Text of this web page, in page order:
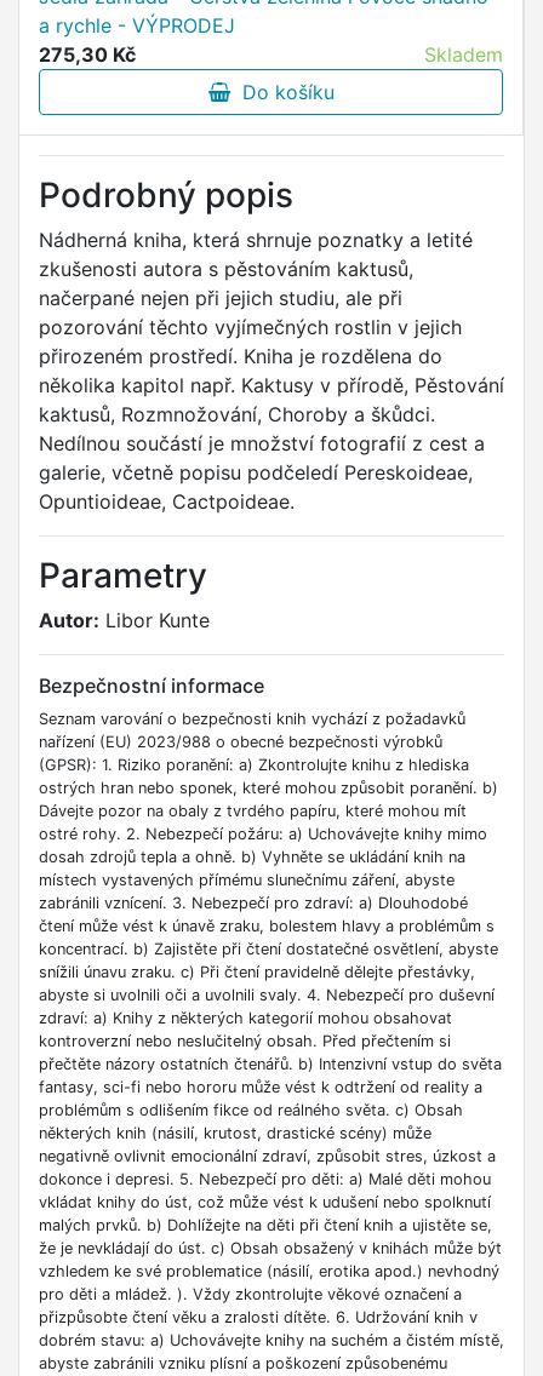
a rychle - VÝPRODEJ
275,30 Kč
Skladem
Do košíku
Podrobný popis
Nádherná kniha, která shrnuje poznatky a letité
zkušenosti autora s pěstováním kaktusů,
načerpané nejen při jejich studiu, ale při
pozorování těchto vyjímečných rostlin v jejich
přirozeném prostředí. Kniha je rozdělena do
několika kapitol např. Kaktusy v přírodě, Pěstování
kaktusů, Rozmnožování, Choroby a škůdci.
Nedílnou součástí je množství fotografií z cest a
galerie, včetně popisu podčeledí Pereskoideae,
Opuntioideae, Cactpoideae.
Parametry
Autor: Libor Kunte
Bezpečnostní informace
Seznam varování o bezpečnosti knih vychází z požadavků
nařízení (EU) 2023/988 o obecné bezpečnosti výrobků
(GPSR): 1. Riziko poranění: a) Zkontrolujte knihu z hlediska
ostrých hran nebo sponek, které mohou způsobit poranění. b)
Dávejte pozor na obaly z tvrdého papíru, které mohou mít
ostré rohy. 2. Nebezpečí požáru: a) Uchovávejte knihy mimo
dosah zdrojů tepla a ohně. b) Vyhněte se ukládání knih na
místech vystavených přímému slunečnímu záření, abyste
zabránili vznícení. 3. Nebezpečí pro zdraví: a) Dlouhodobé
čtení může vést k únavě zraku, bolestem hlavy a problémům s
koncentrací. b) Zajistěte při čtení dostatečné osvětlení, abyste
snížili únavu zraku. c) Při čtení pravidelně dělejte přestávky,
abyste si uvolnili oči a uvolnili svaly. 4. Nebezpečí pro duševní
zdraví: a) Knihy z některých kategorií mohou obsahovat
kontroverzní nebo neslučitelný obsah. Před přečtením si
přečtěte názory ostatních čtenářů. b) Intenzivní vstup do světa
fantasy, sci-fi nebo hororu může vést k odtržení od reality a
problémům s odlišením fikce od reálného světa. c) Obsah
některých knih (násilí, krutost, drastické scény) může
negativně ovlivnit emocionální zdraví, způsobit stres, úzkost a
dokonce i depresi. 5. Nebezpečí pro děti: a) Malé děti mohou
vkládat knihy do úst, což může vést k udušení nebo spolknutí
malých prvků. b) Dohlížejte na děti při čtení knih a ujistěte se,
že je nevkládají do úst. c) Obsah obsažený v knihách může být
vzhledem ke své problematice (násilí, erotika apod.) nevhodný
pro děti a mládež. ). Vždy zkontrolujte věkové označení a
přizpůsobte čtení věku a zralosti dítěte. 6. Udržování knih v
dobrém stavu: a) Uchovávejte knihy na suchém a čistém místě,
abyste zabránili vzniku plísní a poškození způsobenému